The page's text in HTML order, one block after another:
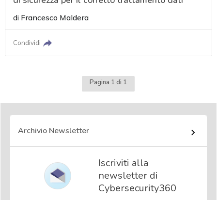
di Francesco Maldera
Condividi
Pagina 1 di 1
Archivio Newsletter
Iscriviti alla
newsletter di
Cybersecurity360